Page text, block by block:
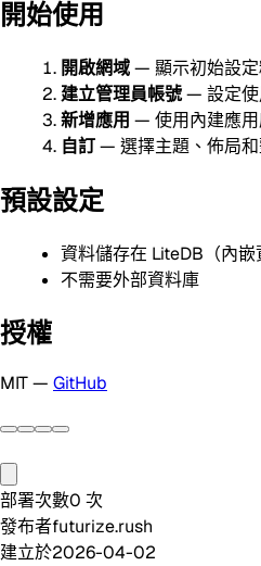
開始使用
開啟網域— 顯示初始設定
建立管理員帳號— 設定使
新增應用 — 使用內建應
自訂— 選擇主題、佈局
預設設定
資料儲存在 LiteDB（內嵌
不需要外部資料庫
授權
MIT — GitHub
部署次數0 次
發布者futurize.rush
建立於2026-04-02